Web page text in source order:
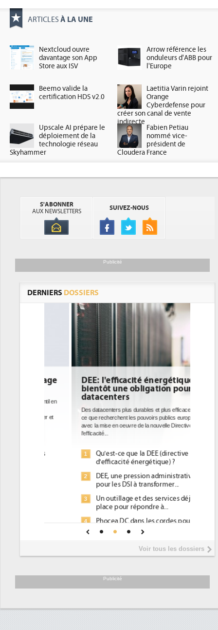
ARTICLES À LA UNE
Nextcloud ouvre
davantage son App
Store aux ISV
Arrow référence les
onduleurs d'ABB pour
l'Europe
Beemo valide la
certification HDS v2.0
Laetitia Varin rejoint
Orange
Cyberdefense pour
créer son canal de vente
indirecte
Upscale AI prépare le
déploiement de la
technologie réseau
Skyhammer
Fabien Petiau
nommé vice-
président de
Cloudera France
S'ABONNER
AUX NEWSLETTERS
SUIVEZ-NOUS
Publicité
DERNIERS DOSSIERS
DEE: l'efficacité énergétique
bientôt une obligation pour les
datacenters
Des datacenters plus durables et plus efficaces, c'est
ce que recherchent les pouvoirs publics européens
avec la mise en oeuvre de la nouvelle Directive sur
Qu'est-ce que la DEE (directive
d'efficacité énergétique) ?
DEE, une pression administrative
pour les DSI à transformer...
Un outillage et des services déjà en
place pour répondre à...
Phocea DC dans les cordes pour la
Interview de Fabrice Coquio,
président de Digital Realty...
soutient les...
Voir tous les dossiers
Publicité